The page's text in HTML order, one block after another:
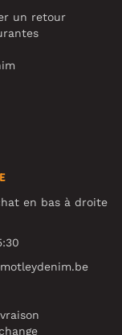
un retour
en bas à droite